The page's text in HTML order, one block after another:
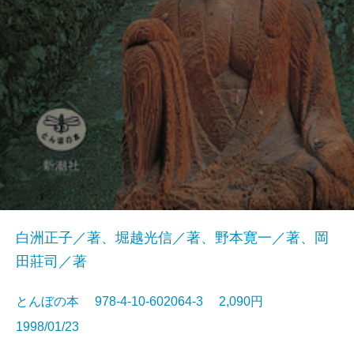
白洲正子／著、堀越光信／著、野本寛一／著、岡
田莊司／著
とんぼの本 978-4-10-602064-3 2,090円
1998/01/23